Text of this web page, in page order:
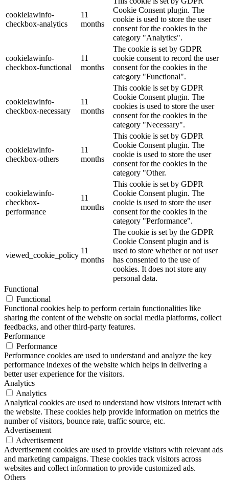
cookielawinfo-
checkbox-analytics
11
months
Cookie Consent plugin. The
cookie is used to store the user
consent for the cookies in the
category "Analytics".
cookielawinfo-
checkbox-functional
11
months
The cookie is set by GDPR
cookie consent to record the user
consent for the cookies in the
category "Functional".
cookielawinfo-
checkbox-necessary
11
months
This cookie is set by GDPR
Cookie Consent plugin. The
cookies is used to store the user
consent for the cookies in the
category "Necessary".
cookielawinfo-
checkbox-others
11
months
This cookie is set by GDPR
Cookie Consent plugin. The
cookie is used to store the user
consent for the cookies in the
category "Other.
cookielawinfo-
checkbox-
performance
11
months
This cookie is set by GDPR
Cookie Consent plugin. The
cookie is used to store the user
consent for the cookies in the
category "Performance".
viewed_cookie_policy
11
months
The cookie is set by the GDPR
Cookie Consent plugin and is
used to store whether or not user
has consented to the use of
cookies. It does not store any
personal data.
Functional
Functional
Functional cookies help to perform certain functionalities like
sharing the content of the website on social media platforms, collect
feedbacks, and other third-party features.
Performance
Performance
Performance cookies are used to understand and analyze the key
performance indexes of the website which helps in delivering a
better user experience for the visitors.
Analytics
Analytics
Analytical cookies are used to understand how visitors interact with
the website. These cookies help provide information on metrics the
number of visitors, bounce rate, traffic source, etc.
Advertisement
Advertisement
Advertisement cookies are used to provide visitors with relevant ads
and marketing campaigns. These cookies track visitors across
websites and collect information to provide customized ads.
Others